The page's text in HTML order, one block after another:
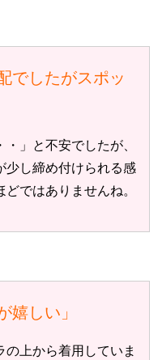
でしたがスポッ
」と不安でしたが、
少し締め付けられる感
ではありませんね。
嬉しい」
上から着用していま